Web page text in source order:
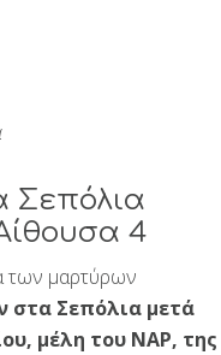
Σεπόλια
4
των μαρτύρων
στα Σεπόλια μετά
μέλη του ΝΑΡ, της